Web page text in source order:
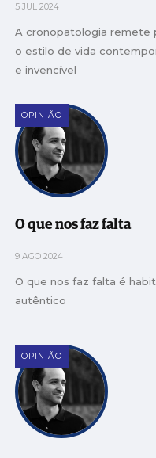
5 JUL 2024
A cronopatologia remete
o estilo de vida
e invencível
OPINIÃO
O que nos faz falta
9 AGO 2024
O que nos faz falta é
autêntico
OPINIÃO